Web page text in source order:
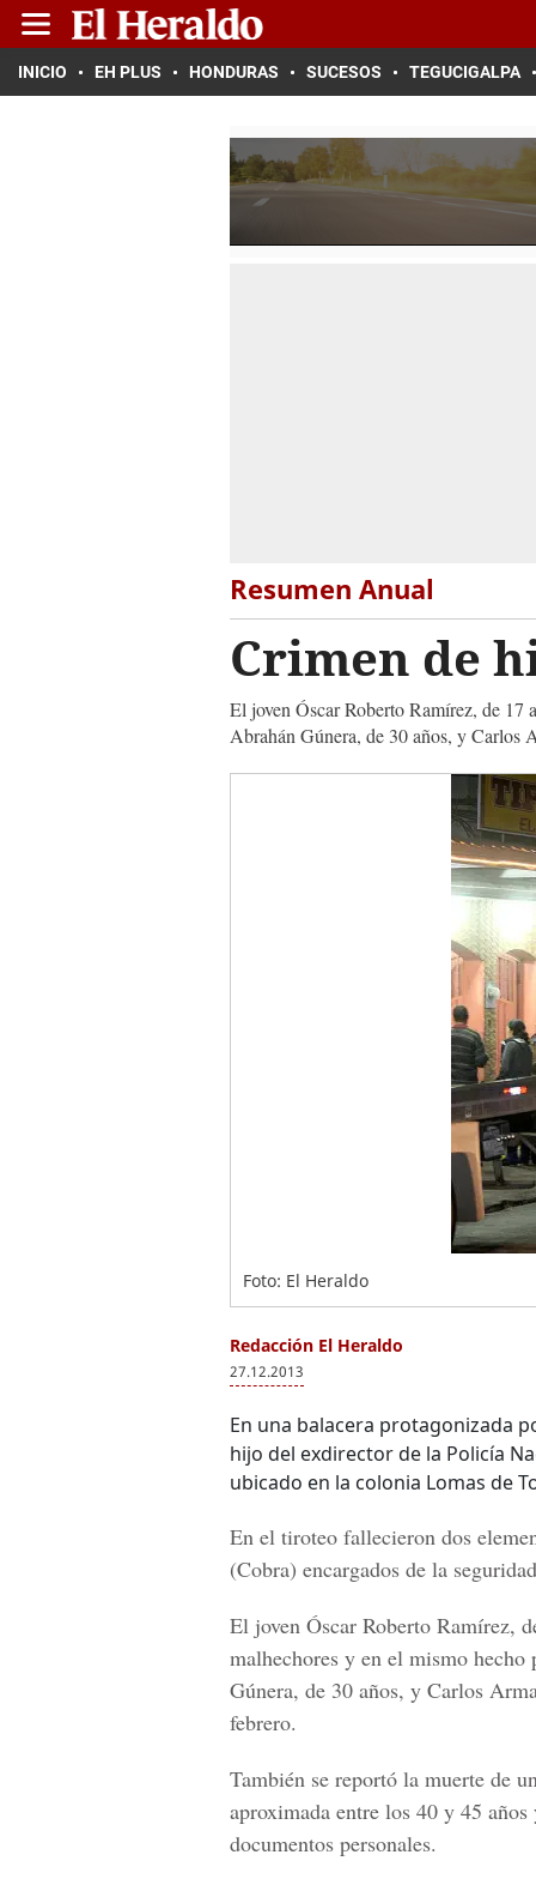
INICIO EH PLUS HONDURAS SUCESOS TEGUCIGALPA
Resumen Anual
Crimen de
El joven Óscar Roberto Ramírez, de 17
Abrahán Gúnera, de 30 años, y Carlos
Foto: El Heraldo
Redacción El Heraldo
27.12.2013
En una balacera protagonizada
hijo del exdirector de la Policía
ubicado en la colonia Lomas de
En el tiroteo fallecieron dos
(Cobra) encargados de la
El joven Óscar Roberto Ramírez,
malhechores y en el mismo
Gúnera, de 30 años, y Carlos
febrero.
También se reportó la muerte de
aproximada entre los 40 y 45
documentos personales.